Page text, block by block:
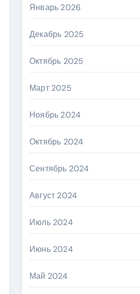
Январь 2026
Декабрь 2025
Октябрь 2025
Март 2025
Ноябрь 2024
Октябрь 2024
Сентябрь 2024
Август 2024
Июль 2024
Июнь 2024
Май 2024